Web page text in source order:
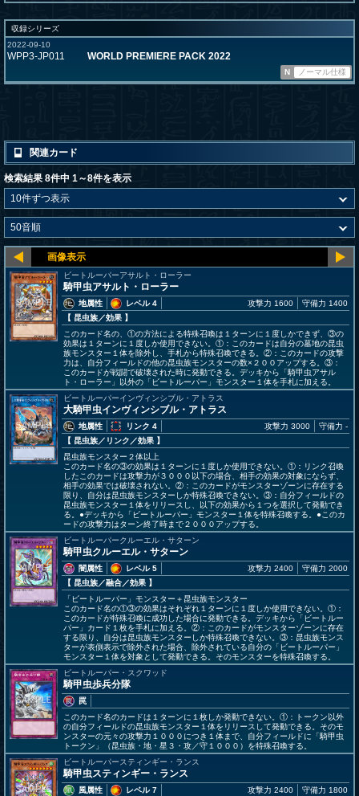
収録シリーズ
2022-09-10
WPP3-JP011 WORLD PREMIERE PACK 2022
N ノーマル仕様
関連カード
検索結果 8件中 1～8件を表示
ビートルーパーアサルト・ローラー
騎甲虫アサルト・ローラー
地属性
レベル 4
【 昆虫族／効果 】
攻撃力 1600 守備力 1400
このカード名の、①の方法による特殊召喚は１ターンに１度しかできず、③の
効果は１ターンに１度しか使用できない。①：このカードは自分の墓地の昆虫
族モンスター１体を除外し、手札から特殊召喚できる。②：このカードの攻撃
力は、自分フィールドの他の昆虫族モンスターの数×２００アップする。③：
このカードが戦闘で破壊された時に発動できる。デッキから「騎甲虫アサル
ト・ローラー」以外の「ビートルーパー」モンスター１体を手札に加える。
ビートルーパーインヴィンシブル・アトラス
大騎甲虫インヴィンシブル・アトラス
地属性
リンク 4
【 昆虫族／リンク／効果 】
攻撃力 3000 守備力 -
昆虫族モンスター２体以上
このカード名の③の効果は１ターンに１度しか使用できない。①：リンク召喚
したこのカードは攻撃力が３０００以下の場合、相手の効果の対象にならず、
相手の効果では破壊されない。②：このカードがモンスターゾーンに存在する
限り、自分は昆虫族モンスターしか特殊召喚できない。③：自分フィールドの
昆虫族モンスター１体をリリースし、以下の効果から１つを選択して発動でき
る。●デッキから「ビートルーパー」モンスター１体を特殊召喚する。●このカ
ードの攻撃力はターン終了時まで２０００アップする。
ビートルーパークルーエル・サターン
騎甲虫クルーエル・サターン
闇属性
レベル 5
【 昆虫族／融合／効果 】
攻撃力 2400 守備力 2000
「ビートルーパー」モンスター＋昆虫族モンスター
このカード名の①③の効果はそれぞれ１ターンに１度しか使用できない。①：
このカードが特殊召喚に成功した場合に発動できる。デッキから「ビートルー
パー」カード１枚を手札に加える。②：このカードがモンスターゾーンに存在
する限り、自分は昆虫族モンスターしか特殊召喚できない。③：昆虫族モンス
ターが表側表示で除外された場合、除外されている自分の「ビートルーパー」
モンスター１体を対象として発動できる。そのモンスターを特殊召喚する。
ビートルーパー・スクワッド
騎甲虫歩兵分隊
罠
このカード名のカードは１ターンに１枚しか発動できない。①：トークン以外
の自分フィールドの昆虫族モンスター１体をリリースして発動できる。そのモ
ンスターの元々の攻撃力１０００につき１体まで、自分フィールドに「騎甲虫
トークン」（昆虫族・地・星３・攻／守１０００）を特殊召喚する。
ビートルーパースティンギー・ランス
騎甲虫スティンギー・ランス
風属性 レベル 7 攻撃力 2400 守備力 1800